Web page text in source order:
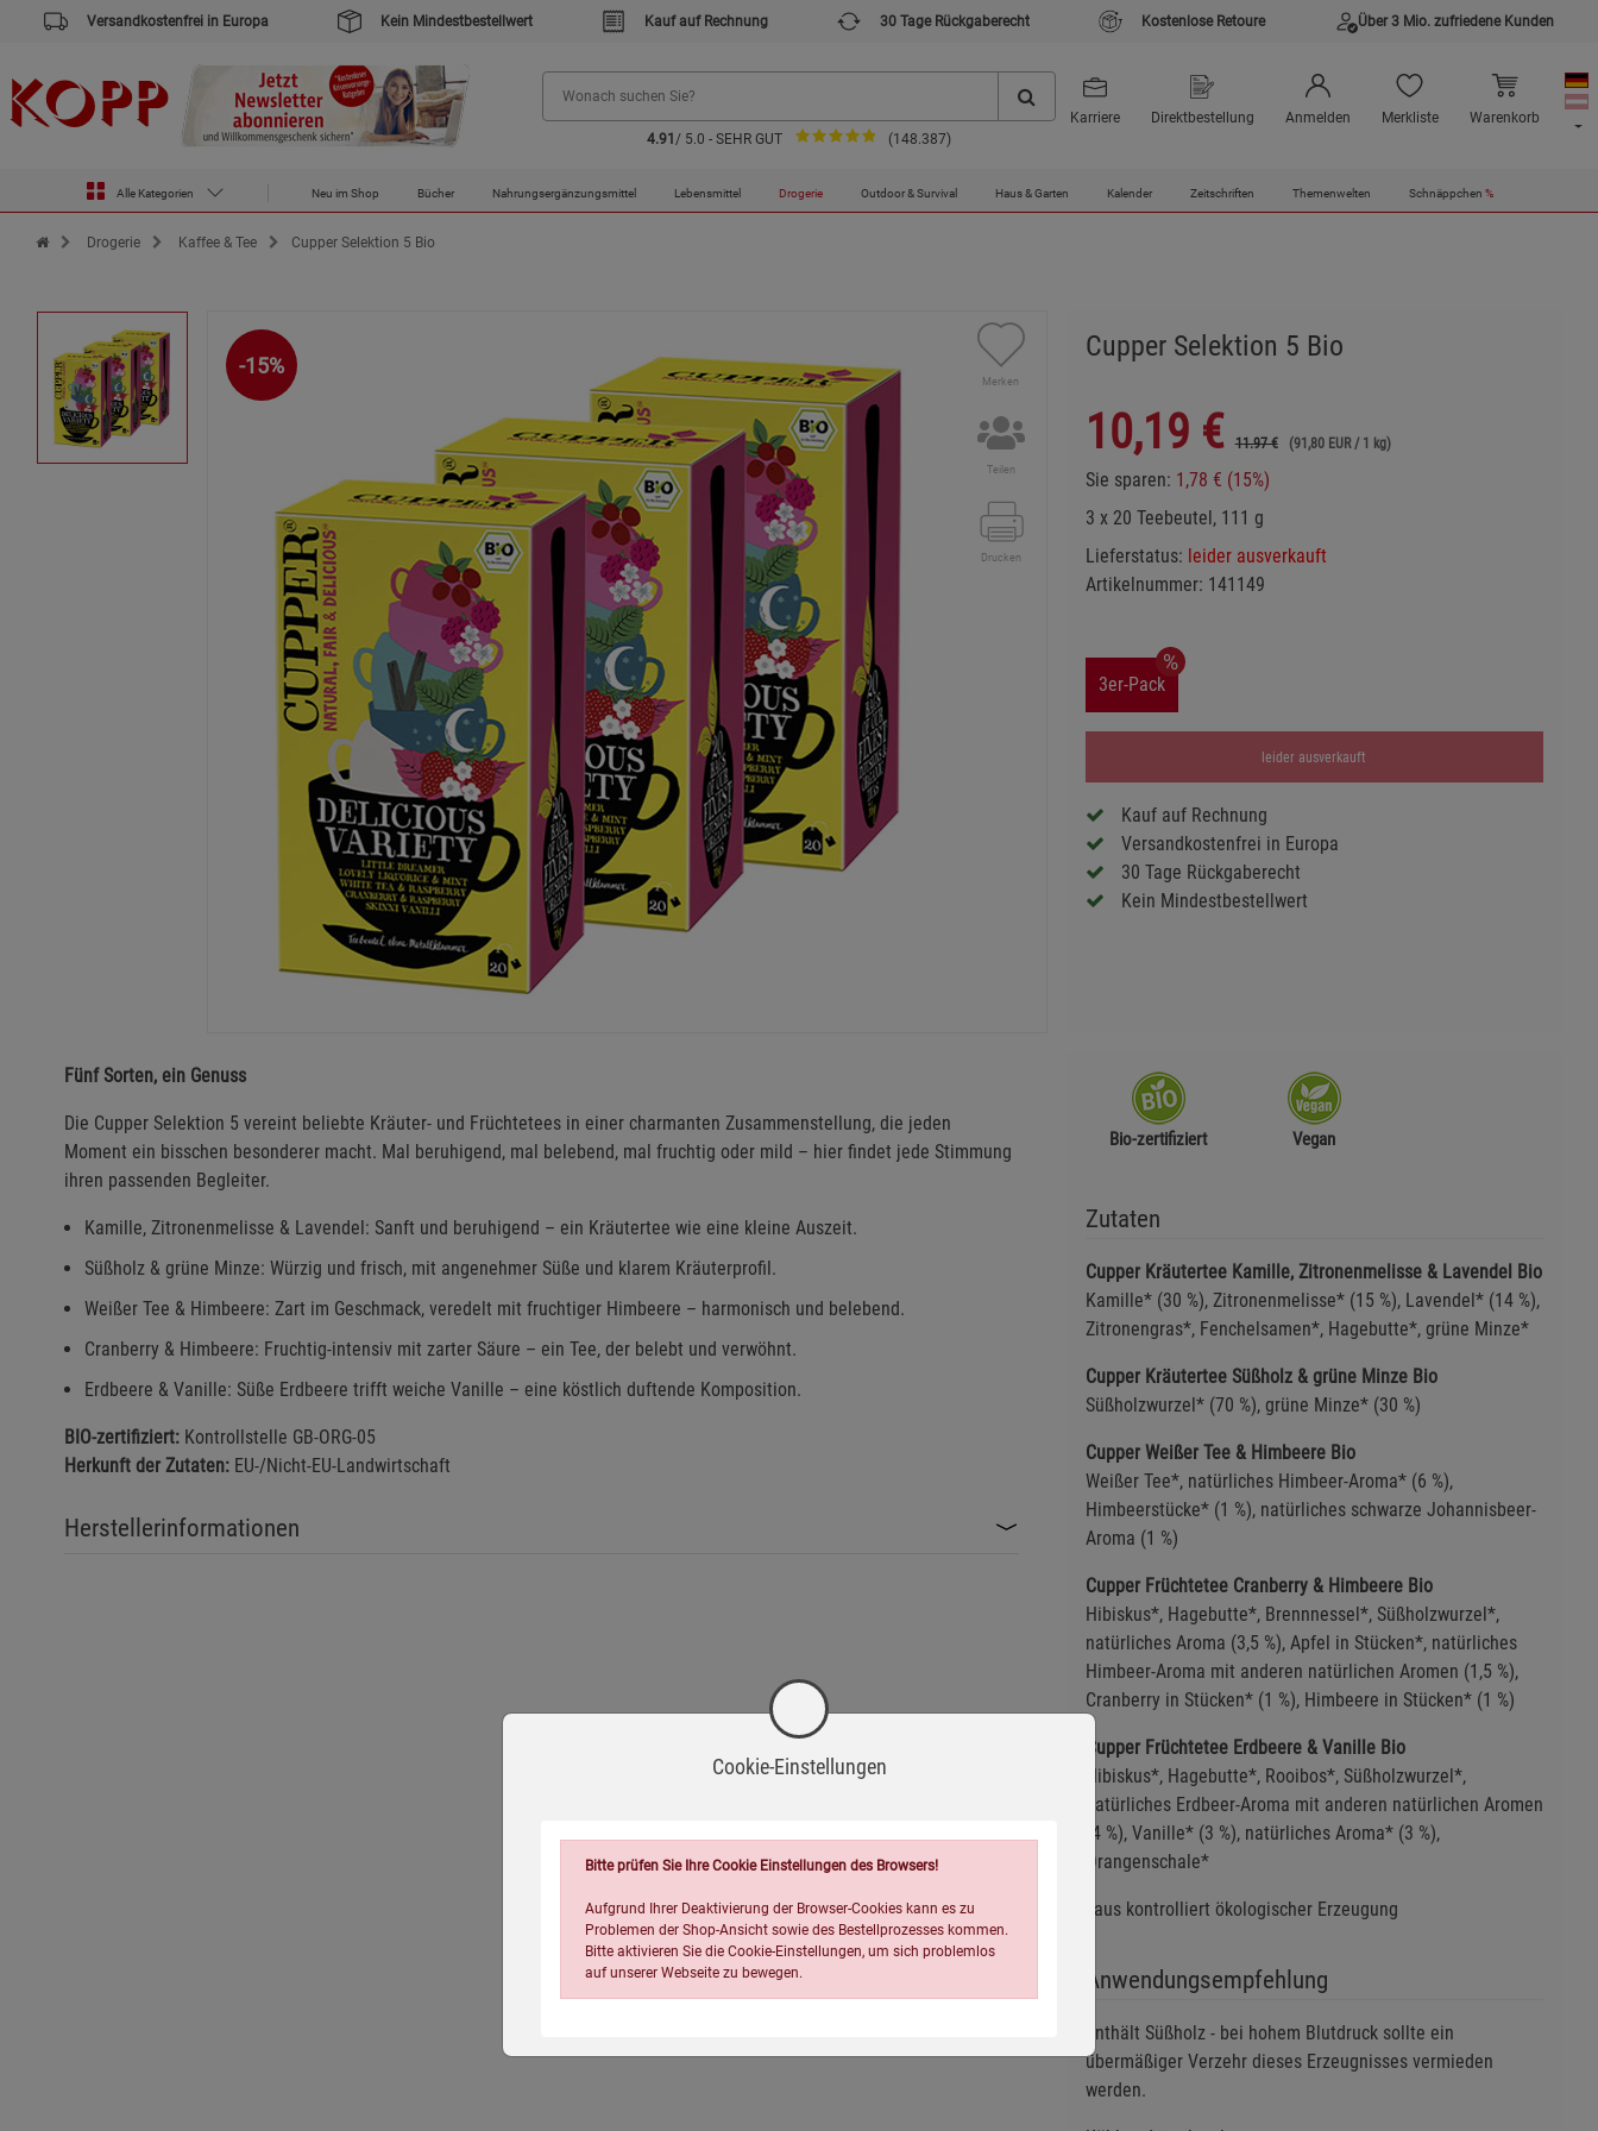
Versandkostenfrei in Europa Kein Mindestbestellwert Kauf auf Rechnung 30 Tage Rückgaberecht Kostenlose Retoure Über 3 Mio. zufriedene Kunden
4.91 / 5.0 - SEHR GUT (148.387)
Karriere Direktbestellung Anmelden Merkliste Warenkorb
Alle Kategorien Neu im Shop Bücher Nahrungsergänzungsmittel Lebensmittel Drogerie Outdoor & Survival Haus & Garten Kalender Zeitschriften Themenwelten Schnäppchen %
Zur Startseite des Kopp Verlag Online-Shop
Drogerie Kaffee & Tee Cupper Selektion 5 Bio
-15%
Merken
Teilen
Drucken
Cupper Selektion 5 Bio
10,19 € 11.97 € (91,80 EUR / 1 kg)
Sie sparen: 1,78 € (15%)
3 x 20 Teebeutel, 111 g
Lieferstatus: leider ausverkauft
Artikelnummer: 141149
3er-Pack
leider ausverkauft
Kauf auf Rechnung
Versandkostenfrei in Europa
30 Tage Rückgaberecht
Kein Mindestbestellwert
Fünf Sorten, ein Genuss
Die Cupper Selektion 5 vereint beliebte Kräuter- und Früchtetees in einer charmanten Zusammenstellung, die jeden
Moment ein bisschen besonderer macht. Mal beruhigend, mal belebend, mal fruchtig oder mild – hier findet jede Stimmung
ihren passenden Begleiter.
Kamille, Zitronenmelisse & Lavendel: Sanft und beruhigend – ein Kräutertee wie eine kleine Auszeit.
Süßholz & grüne Minze: Würzig und frisch, mit angenehmer Süße und klarem Kräuterprofil.
Weißer Tee & Himbeere: Zart im Geschmack, veredelt mit fruchtiger Himbeere – harmonisch und belebend.
Cranberry & Himbeere: Fruchtig-intensiv mit zarter Säure – ein Tee, der belebt und verwöhnt.
Erdbeere & Vanille: Süße Erdbeere trifft weiche Vanille – eine köstlich duftende Komposition.
BIO-zertifiziert: Kontrollstelle GB-ORG-05
Herkunft der Zutaten: EU-/Nicht-EU-Landwirtschaft
Herstellerinformationen
Bio-zertifiziert Vegan
Zutaten
Cupper Kräutertee Kamille, Zitronenmelisse & Lavendel Bio
Kamille* (30 %), Zitronenmelisse* (15 %), Lavendel* (14 %),
Zitronengras*, Fenchelsamen*, Hagebutte*, grüne Minze*
Cupper Kräutertee Süßholz & grüne Minze Bio
Süßholzwurzel* (70 %), grüne Minze* (30 %)
Cupper Weißer Tee & Himbeere Bio
Weißer Tee*, natürliches Himbeer-Aroma* (6 %),
Himbeerstücke* (1 %), natürliches schwarze Johannisbeer-
Aroma (1 %)
Cupper Früchtetee Cranberry & Himbeere Bio
Hibiskus*, Hagebutte*, Brennnessel*, Süßholzwurzel*,
natürliches Aroma (3,5 %), Apfel in Stücken*, natürliches
Himbeer-Aroma mit anderen natürlichen Aromen (1,5 %),
Cranberry in Stücken* (1 %), Himbeere in Stücken* (1 %)
Cupper Früchtetee Erdbeere & Vanille Bio
Hibiskus*, Hagebutte*, Rooibos*, Süßholzwurzel*,
natürliches Erdbeer-Aroma mit anderen natürlichen Aromen
(4 %), Vanille* (3 %), natürliches Aroma* (3 %),
Orangenschale*
*aus kontrolliert ökologischer Erzeugung
Anwendungsempfehlung
Enthält Süßholz - bei hohem Blutdruck sollte ein
übermäßiger Verzehr dieses Erzeugnisses vermieden
werden.
Cookie-Einstellungen
Bitte prüfen Sie Ihre Cookie Einstellungen des Browsers!
Aufgrund Ihrer Deaktivierung der Browser-Cookies kann es zu
Problemen der Shop-Ansicht sowie des Bestellprozesses kommen.
Bitte aktivieren Sie die Cookie-Einstellungen, um sich problemlos
auf unserer Webseite zu bewegen.